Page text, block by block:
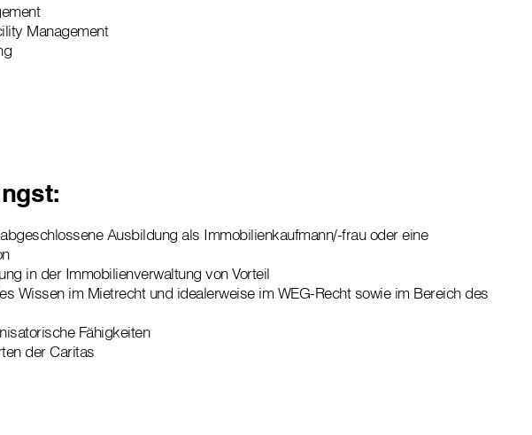
Management
Ausbildung als Immobilienkaufmann/-frau oder eine
in der Immobilienverwaltung von Vorteil
Wissen im Mietrecht und idealerweise im WEG-Recht sowie im Bereich des
Fähigkeiten
der Caritas